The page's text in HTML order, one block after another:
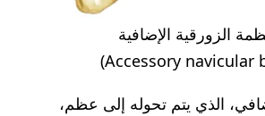
الزورقية الإضافية
الذي يتم تحوله إلى عظم،